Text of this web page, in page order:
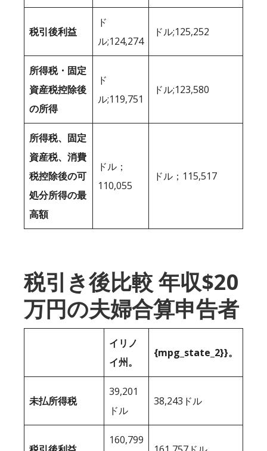
税引後利益
ド
ル;124,274
ドル;125,252
所得税・固定
資産税控除後
の所得
ド
ル;119,751
ドル;123,580
所得税、固定
資産税、消費
税控除後の可
処分所得の最
高額
ドル；
110,055
ドル；115,517
税引き後比較 年収$20
万円の夫婦合算申告者
イリノ
イ州。
{mpg_state_2}}。
未払所得税
39,201
ドル
38,243ドル
160,799